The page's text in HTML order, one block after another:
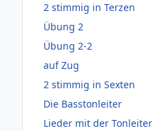
2 stimmig in Terzen
Übung 2
Übung 2-2
auf Zug
2 stimmig in Sexten
Die Basstonleiter
Lieder mit der Tonleiter